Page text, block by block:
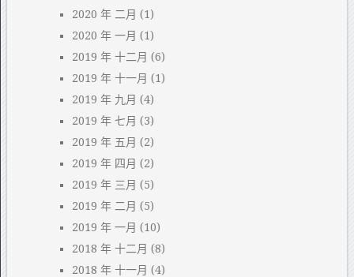
2020 年 二月 (1)
2020 年 一月 (1)
2019 年 十二月 (6)
2019 年 十一月 (1)
2019 年 九月 (4)
2019 年 七月 (3)
2019 年 五月 (2)
2019 年 四月 (2)
2019 年 三月 (5)
2019 年 二月 (5)
2019 年 一月 (10)
2018 年 十二月 (8)
2018 年 十一月 (4)